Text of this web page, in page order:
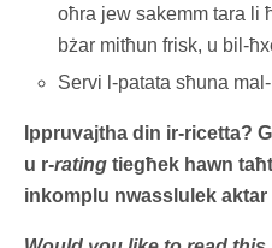
oħra jew sakemm tara li
bżar mitħun frisk, u bil-
Servi l-patata sħuna
Ippruvajtha din ir-ricetta?
u r-rating tiegħek hawn
inkomplu nwasslulek